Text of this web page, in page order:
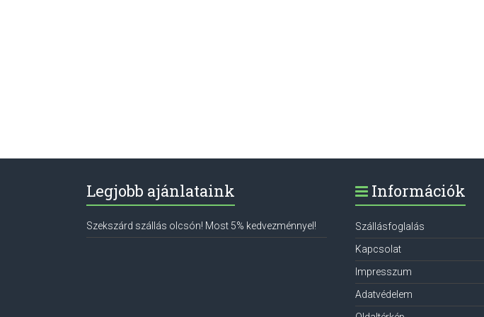
Legjobb ajánlataink
Szekszárd szállás olcsón! Most 5% kedvezménnyel!
Információk
Szállásfoglalás
Kapcsolat
Impresszum
Adatvédelem